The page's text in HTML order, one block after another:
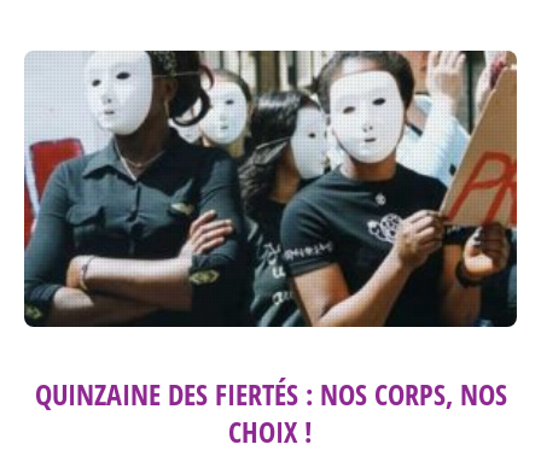
QUINZAINE DES FIERTÉS : NOS CORPS, NOS
CHOIX !